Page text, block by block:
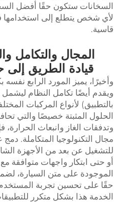
السخانات ستكون حقًا أفضل
لأي شخص يتطلع إلى
قاسية.
المجال والتكامل
قيادة الطريق إلى
وأخيرًا، يميز المورد الرابع نفسه
ويقدم أيضًا تكامل النظام ليشمل
بالتطبيق) لأنواع المركبات
الحلول المثبتة خصيصًا والتي
وتدفقات الغاز وانبعاث الحرارة،
مجال التكنولوجيا المتكاملة. دمج
للتشغيل عن بعد من الأجهزة
أو حتى ابتكار واجهات متوافقة مع
الموجودة على متن السيارة،
حقًا على تحسين تجربة المستخدم
الخدمة هذا بشكل متكرر